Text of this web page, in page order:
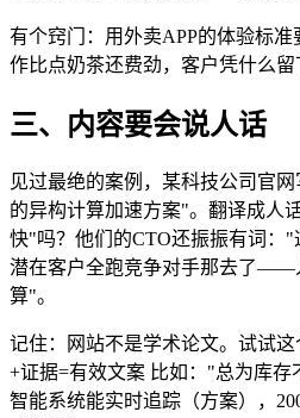
有个窍门：用外卖APP的体验标
作比点奶茶还费劲，客户凭什么留
三、内容要会说人话
见过最绝的案例，某科技公司官
的异构计算加速方案"。翻译成人
快"吗？他们的CTO还振振有词："
潜在客户全跑竞争对手那去了——
算"。
记住：网站不是学术论文。试试
+证据=有效文案 比如："总为库存
智能系统能实时追踪（方案），